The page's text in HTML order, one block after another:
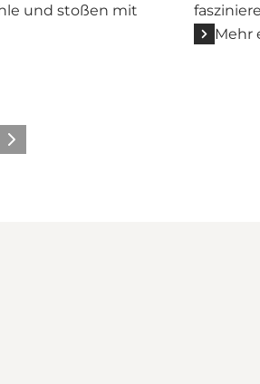
und stoßen mit
Mehr
Weiter